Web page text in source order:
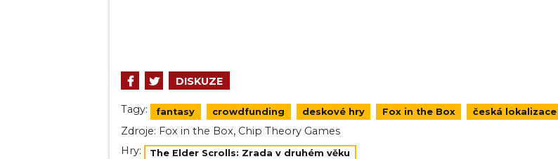
DISKUZE
Tagy: fantasy crowdfunding deskové hry Fox in the Box česká lokalizace
Zdroje: Fox in the Box, Chip Theory Games
Hry:
The Elder Scrolls: Zrada v druhém věku